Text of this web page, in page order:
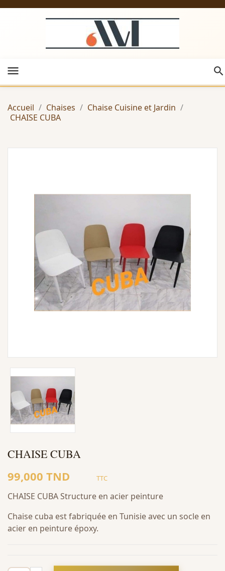
menu
Accueil Chaises
Chaise Cuisine et Jardin
CHAISE CUBA
CHAISE CUBA
99,000 TND TTC
CHAISE CUBA Structure en acier peinture
Chaise cuba est fabriquée en Tunisie avec un socle en
acier en peinture époxy.